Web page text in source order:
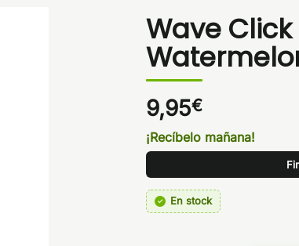
Wave
9,95€
¡Recíbelo mañana!
En stock